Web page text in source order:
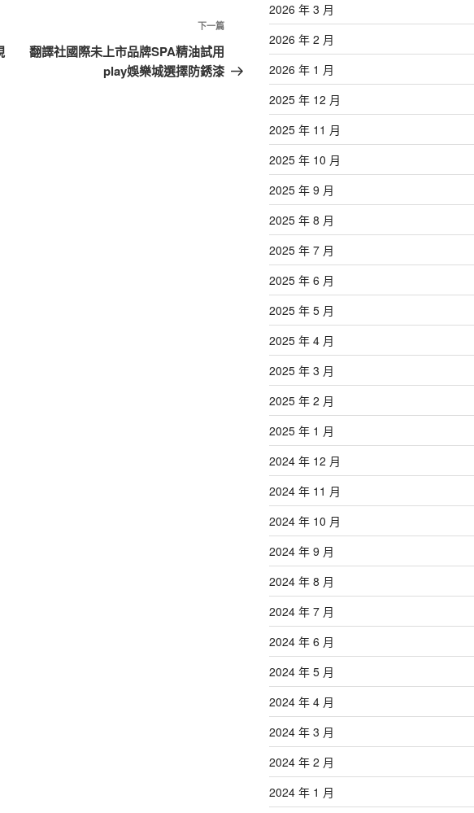
下
篇
下一篇
翻譯社國際未上市品牌SPA精油試用
play娛樂城選擇防銹漆
2026 年 3 月
2026 年 2 月
2026 年 1 月
2025 年 12 月
2025 年 11 月
2025 年 10 月
2025 年 9 月
2025 年 8 月
2025 年 7 月
2025 年 6 月
2025 年 5 月
2025 年 4 月
2025 年 3 月
2025 年 2 月
2025 年 1 月
2024 年 12 月
2024 年 11 月
2024 年 10 月
2024 年 9 月
2024 年 8 月
2024 年 7 月
2024 年 6 月
2024 年 5 月
2024 年 4 月
2024 年 3 月
2024 年 2 月
2024 年 1 月